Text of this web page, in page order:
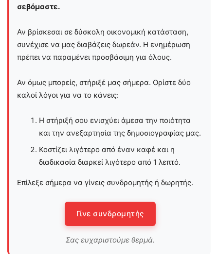
σεβόμαστε.
Αν βρίσκεσαι σε δύσκολη οικονομική κατάσταση,
συνέχισε να μας διαβάζεις δωρεάν. Η ενημέρωση
πρέπει να παραμένει προσβάσιμη για όλους.
Αν όμως μπορείς, στήριξέ μας σήμερα. Ορίστε δύο
καλοί λόγοι για να το κάνεις:
Η στήριξή σου ενισχύει άμεσα την ποιότητα
και την ανεξαρτησία της δημοσιογραφίας μας.
Κοστίζει λιγότερο από έναν καφέ και η
διαδικασία διαρκεί λιγότερο από 1 λεπτό.
Επίλεξε σήμερα να γίνεις συνδρομητής ή δωρητής.
Γίνε συνδρομητής
Σας ευχαριστούμε θερμά.